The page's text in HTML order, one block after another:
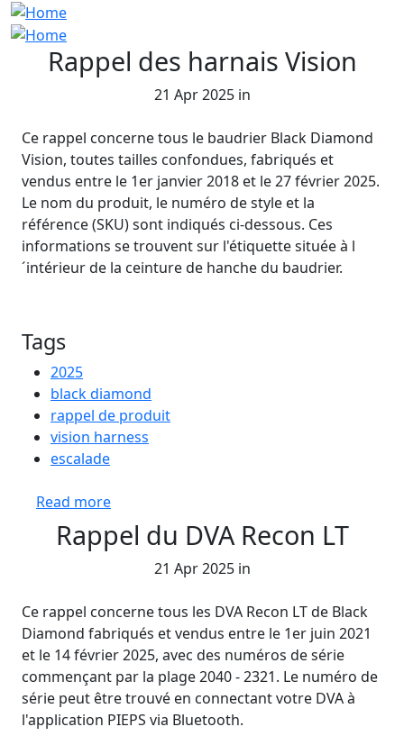
Rappel des harnais Vision
21 Apr 2025 in
Ce rappel concerne tous le baudrier Black Diamond
Vision, toutes tailles confondues, fabriqués et
vendus entre le 1er janvier 2018 et le 27 février 2025.
Le nom du produit, le numéro de style et la
référence (SKU) sont indiqués ci-dessous. Ces
informations se trouvent sur l'étiquette située à l
´intérieur de la ceinture de hanche du baudrier.
Tags
2025
black diamond
rappel de produit
vision harness
escalade
Read moreabout Rappel des harnais Vision
Rappel du DVA Recon LT
21 Apr 2025 in
Ce rappel concerne tous les DVA Recon LT de Black
Diamond fabriqués et vendus entre le 1er juin 2021
et le 14 février 2025, avec des numéros de série
commençant par la plage 2040 - 2321. Le numéro de
série peut être trouvé en connectant votre DVA à
l'application PIEPS via Bluetooth.